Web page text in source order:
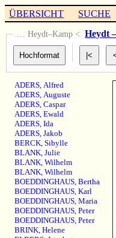
ÜBERSICHT SUCHE
… Heydt–Kamp < Heydt
ADERS,Alfred
ADERS,Auguste
ADERS,Caspar
ADERS,Ewald
ADERS,Ida
ADERS,Jakob
BERCK,Sibylle
BLANK,Julie
BLANK,Wilhelm
BLANK,Wilhelm
BOEDDINGHAUS,Bertha
BOEDDINGHAUS,Karl
BOEDDINGHAUS,Maria
BOEDDINGHAUS,Peter
BOEDDINGHAUS,Peter
BRINK,Helene